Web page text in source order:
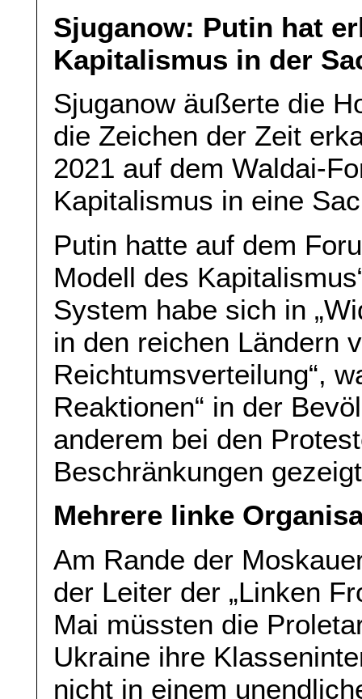
Sjuganow: Putin hat
Kapitalismus in der
Sjuganow äußerte die
die Zeichen der Zeit
2021 auf dem Waldai-
Kapitalismus in eine
Putin hatte auf dem
Modell des
System habe sich in
in den reichen Ländern
Reichtumsverteilung“,
Reaktionen“ in der
anderem bei den
Beschränkungen
Mehrere linke
Am Rande der
der Leiter der „Linken
Mai müssten die
Ukraine ihre
nicht in einem